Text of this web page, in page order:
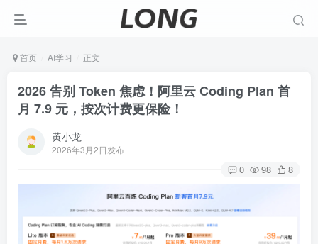
首页 AI学习 正文
2026 告别 Token 焦虑！阿里云 Coding Plan 首
月 7.9 元，按次计费更保险！
黄小龙
2026年3月2日发布
0 98 8